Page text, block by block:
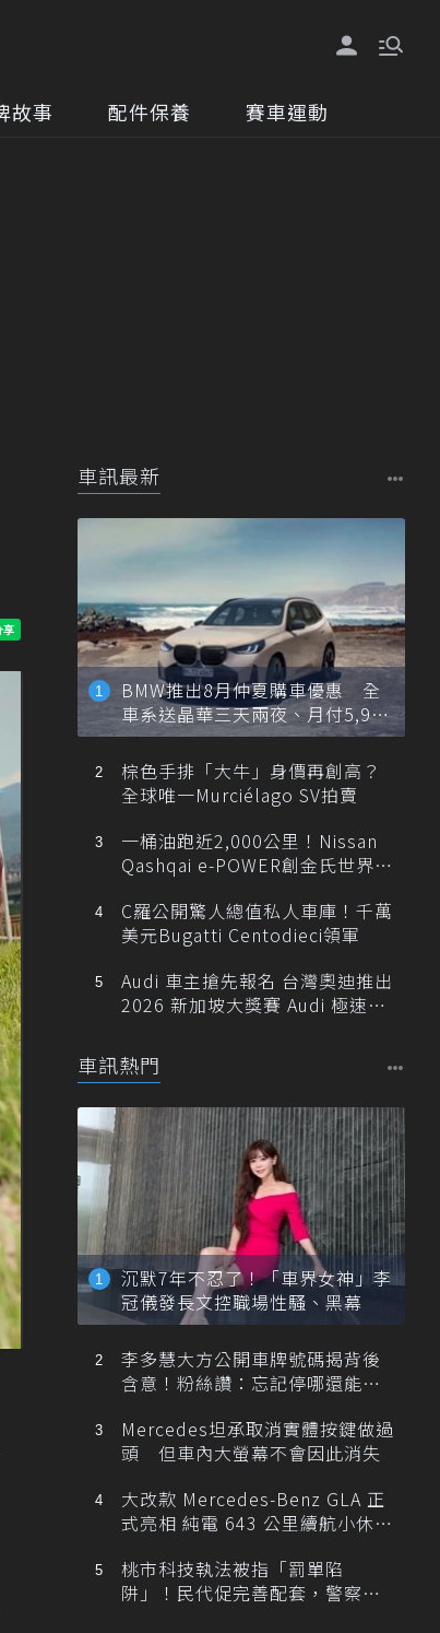
故事 配件保養 賽車運動
車訊最新
BMW推出8月仲夏購車優惠 全
車系送晶華三天兩夜、月付5,900
元起
棕色手排「大牛」身價再創高？
全球唯一Murciélago SV拍賣
一桶油跑近2,000公里！Nissan
Qashqai e-POWER創金氏世界紀
C羅公開驚人總值私人車庫！千萬
美元Bugatti Centodieci領軍
Audi 車主搶先報名 台灣奧迪推出
2026 新加坡大獎賽 Audi 極速之
車訊熱門
沉默7年不忍了！「車界女神」李
冠儀發長文控職場性騷、黑幕
李多慧大方公開車牌號碼揭背後
含意！粉絲讚：忘記停哪還能幫
Mercedes坦承取消實體按鍵做過
頭 但車內大螢幕不會因此消失
大改款 Mercedes-Benz GLA 正
式亮相 純電 643 公里續航小休
桃市科技執法被指「罰單陷
阱」！民代促完善配套，警察局